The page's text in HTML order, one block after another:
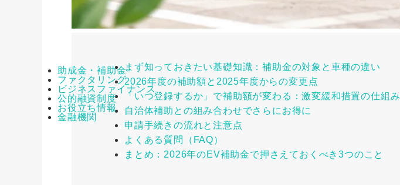
助成金・補助金
ファクタリング
ビジネスファイナンス
公的融資制度
お役立ち情報
金融機関
まず知っておきたい基礎知識：補助金の対象と車種の違い
2026年度の補助額と2025年度からの変更点
「いつ登録するか」で補助額が変わる：激変緩和措置の仕組み
自治体補助との組み合わせでさらにお得に
申請手続きの流れと注意点
よくある質問（FAQ）
まとめ：2026年のEV補助金で押さえておくべき3つのこと